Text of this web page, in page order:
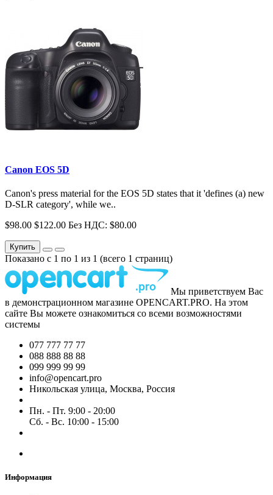
Canon EOS 5D
Canon's press material for the EOS 5D states that it 'defines (a) new
D-SLR category', while we..
$98.00 $122.00 Без НДС: $80.00
Купить
Показано с 1 по 1 из 1 (всего 1 страниц)
Мы приветствуем Вас
в демонстрационном магазине OPENCART.PRO. На этом
сайте Вы можете ознакомиться со всеми возможностями
системы
077 777 77 77
088 888 88 88
099 999 99 99
info@opencart.pro
Никольская улица, Москва, Россия
Пн. - Пт. 9:00 - 20:00
Сб. - Вс. 10:00 - 15:00
Информация